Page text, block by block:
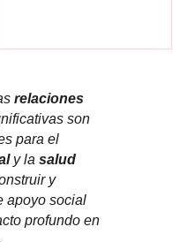
relaciones
son
para el
y lasalud
y
apoyo social
profundo en